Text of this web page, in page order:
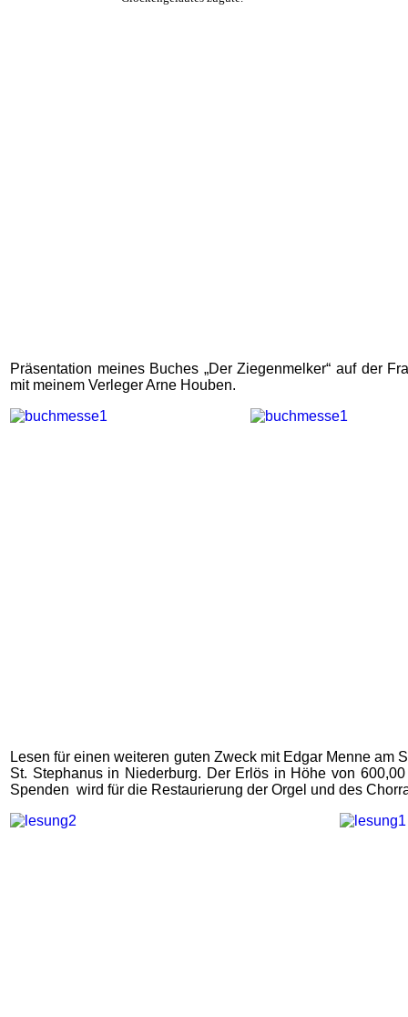
Präsentation meines Buches „Der Ziegenmelker“ auf der
mit meinem Verleger Arne Houben.
Lesen für einen weiteren guten Zweck mit Edgar Menne am
St. Stephanus in Niederburg. Der Erlös in Höhe von
Spenden wird für die Restaurierung der Orgel und des